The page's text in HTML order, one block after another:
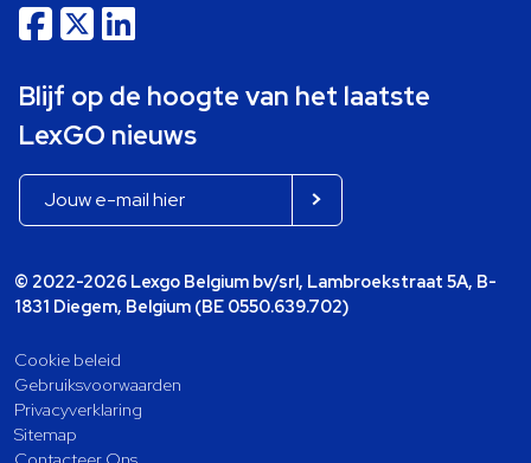
Blijf op de hoogte van het laatste
LexGO nieuws
© 2022-2026 Lexgo Belgium bv/srl, Lambroekstraat 5A, B-
1831 Diegem, Belgium (BE 0550.639.702)
Cookie beleid
Gebruiksvoorwaarden
Privacyverklaring
Sitemap